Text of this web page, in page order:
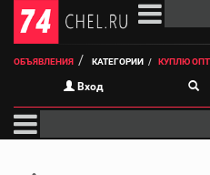
ОБЪЯВЛЕНИЯ КАТЕГОРИИ КУПЛЮ
Вход